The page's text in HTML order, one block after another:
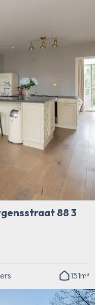
88 3
151m³